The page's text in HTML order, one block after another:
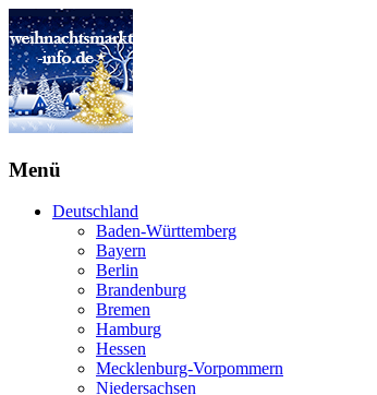
Menü
Deutschland
Baden-Württemberg
Bayern
Berlin
Brandenburg
Bremen
Hamburg
Hessen
Mecklenburg-Vorpommern
Niedersachsen